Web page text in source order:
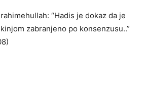
“Hadis je dokaz da je
zabranjeno po konsenzusu..”